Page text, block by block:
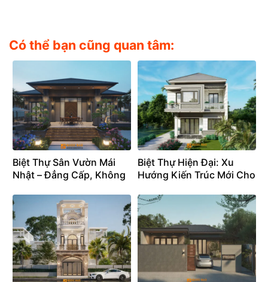
Có thể bạn cũng quan tâm:
Biệt Thự Sân Vườn Mái
Nhật – Đẳng Cấp, Không
Thiên Nhiên – BT25107
Biệt Thự Hiện Đại: Xu
Hướng Kiến Trúc Mới Cho
BT25105